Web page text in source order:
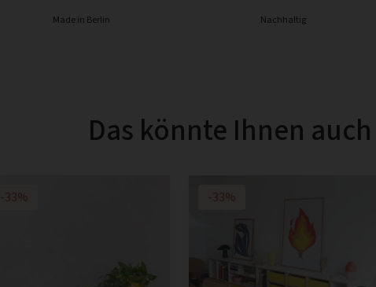
Made in Berlin Nachhaltig
Das könnte Ihnen
-33% -33%